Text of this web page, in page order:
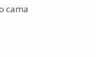
cama